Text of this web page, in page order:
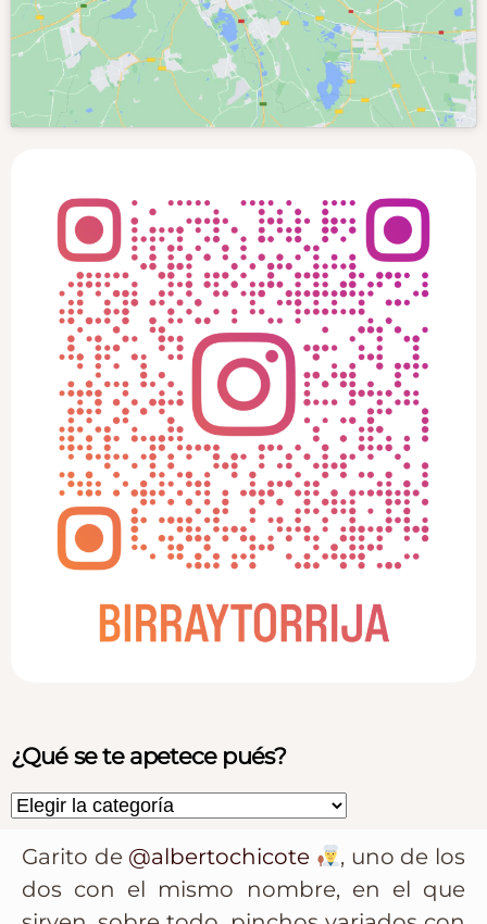
Garito de @albertochicote
, uno de los
dos con el mismo nombre, en el que
¿Qué se te apetece pués?